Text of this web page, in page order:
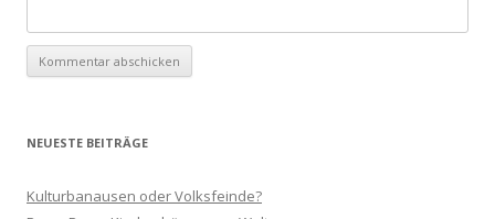
NEUESTE BEITRÄGE
Kulturbanausen oder Volksfeinde?